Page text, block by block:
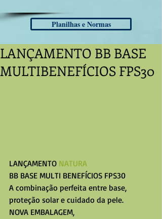
Planilhas e Normas
LANÇAMENTO BB BASE
MULTIBENEFÍCIOS FPS30
LANÇAMENTO NATURA
BB BASE MULTI BENEFÍCIOS FPS30
A combinação perfeita entre base,
proteção solar e cuidado da pele.
NOVA EMBALAGEM,